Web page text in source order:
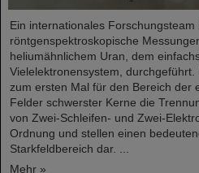
Ein internationales Forschungsteam
röntgenspektroskopische
heliumähnlichem Uran, dem
Vielelektronensystem,
zum ersten Mal für den Bereich der
Felder schwerster Kerne die
von Zwei-Schleifen- und Zwei-
Ordnung und stellen einen
Starkfeldbereich dar. ...
Mehr »